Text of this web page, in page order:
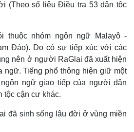
(Theo số liệu Điều tra 53 dân tộc
thuộc nhóm ngôn ngữ Malayô -
Ðảo). Do có sự tiếp xúc với các
nên ở người RaGlai đã xuất hiện
ngữ. Tiếng phổ thông hiện giữ một
ngữ giao tiếp của người dân
tộc cận cư khác.
đã sinh sống lâu đời ở vùng miền